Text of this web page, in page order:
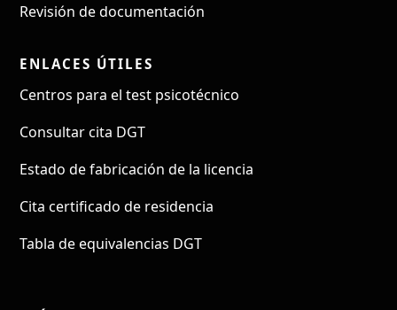
Revisión de documentación
ENLACES ÚTILES
Centros para el test psicotécnico
Consultar cita DGT
Estado de fabricación de la licencia
Cita certificado de residencia
Tabla de equivalencias DGT